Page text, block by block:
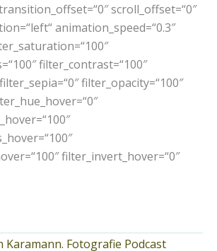
scroll_offset=“0″
animation_speed=“0.3″
filter_contrast=“100″
filter_opacity=“100″
filter_invert_hover=“0″